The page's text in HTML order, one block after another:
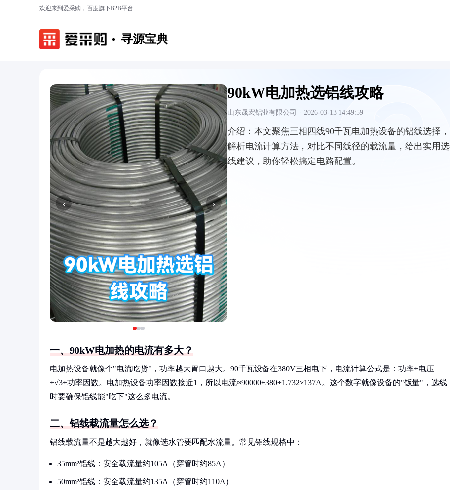
欢迎来到爱采购，百度旗下B2B平台
寻源宝典
‹ ›
90kW电加热选铝线攻略
山东晟宏铝业有限公司 · 2026-03-13 14:49:59
介绍： 本文聚焦三相四线90千瓦电加热设备的铝线选择，
解析电流计算方法，对比不同线径的载流量，给出实用选
线建议，助你轻松搞定电路配置。
一、90kW电加热的电流有多大？
电加热设备就像个"电流吃货"，功率越大胃口越大。90千瓦设备在380V三相电下，电流计算公式是：功率÷电压
÷√3÷功率因数。电加热设备功率因数接近1，所以电流≈90000÷380÷1.732≈137A。这个数字就像设备的"饭量"，选线
时要确保铝线能"吃下"这么多电流。
二、铝线载流量怎么选？
铝线载流量不是越大越好，就像选水管要匹配水流量。常见铝线规格中：
35mm²铝线：安全载流量约105A（穿管时约85A）
50mm²铝线：安全载流量约135A（穿管时约110A）